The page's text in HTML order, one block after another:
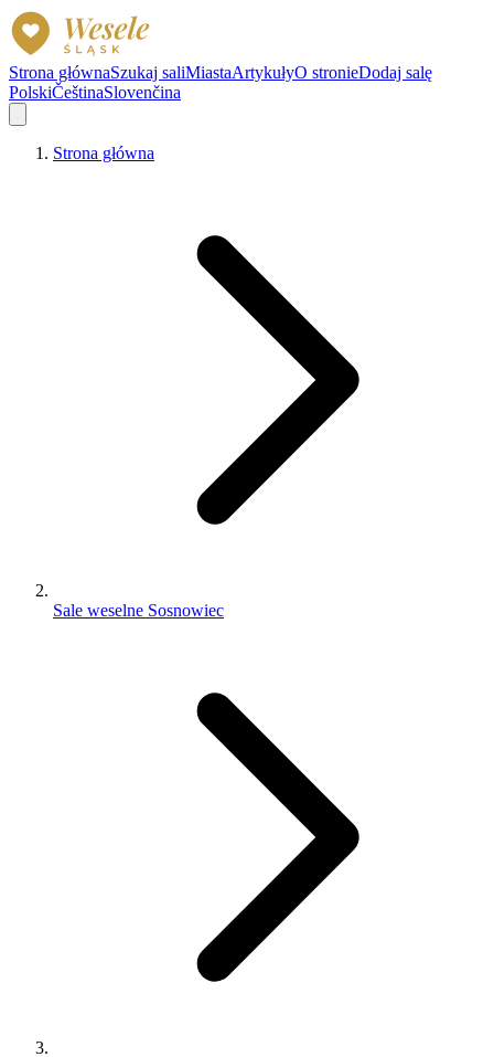
Strona głównaSzukaj saliMiastaArtykułyO stronieDodaj salę
PolskiČeštinaSlovenčina
Strona główna
Sale weselne Sosnowiec